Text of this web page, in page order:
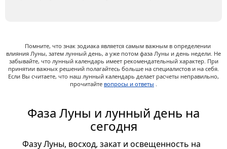
Помните, что знак зодиака является самым важным в определении
влияния Луны, затем лунный день, а уже потом фаза Луны и день недели. Не
забывайте, что лунный календарь имеет рекомендательный характер. При
принятии важных решений полагайтесь больше на специалистов и на себя.
Если Вы считаете, что наш лунный календарь делает расчеты неправильно,
прочитайте вопросы и ответы .
Фаза Луны и лунный день на
сегодня
Фазу Луны, восход, закат и освещенность на